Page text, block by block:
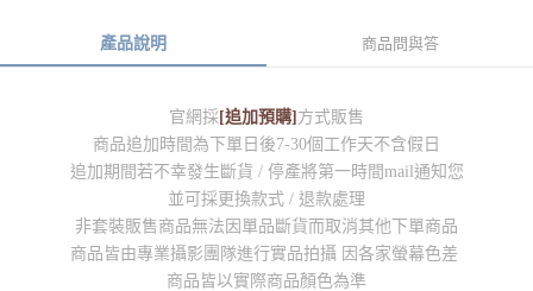
產品說明 商品問與答
官網採[追加預購]方式販售
商品追加時間為下單日後7-30個工作天不含假日
追加期間若不幸發生斷貨 / 停產將第一時間mail通知您
並可採更換款式 / 退款處理
非套裝販售商品無法因單品斷貨而取消其他下單商品
商品皆由專業攝影團隊進行實品拍攝 因各家螢幕色差
商品皆以實際商品顏色為準